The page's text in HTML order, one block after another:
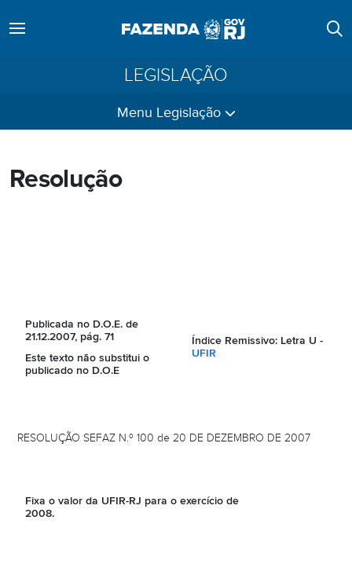
LEGISLAÇÃO
Menu Legislação
Resolução
Publicada no D.O.E. de
21.12.2007, pág. 71
Este texto não substitui o
publicado no D.O.E
Índice Remissivo: Letra U -
UFIR
RESOLUÇÃO SEFAZ N.º 100 de 20 DE DEZEMBRO DE 2007
Fixa o valor da UFIR-RJ para o exercício de
2008.